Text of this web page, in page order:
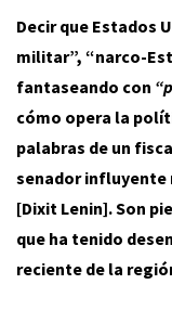
Decir que Estados
militar”, “narco-
fantaseando con
cómo opera la
palabras de un
senador influyente
[Dixit Lenin]. Son
que ha tenido
reciente de la